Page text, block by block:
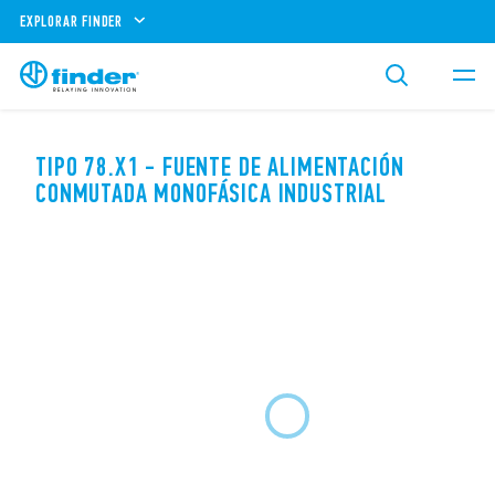
EXPLORAR FINDER
TIPO 78.X1 - FUENTE DE ALIMENTACIÓN
CONMUTADA MONOFÁSICA INDUSTRIAL